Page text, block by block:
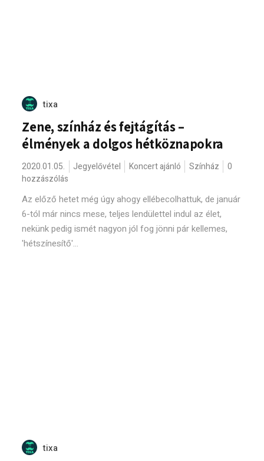
tixa
Zene, színház és fejtágítás –
élmények a dolgos hétköznapokra
2020.01.05. Jegyelővétel Koncert ajánló Színház
0
hozzászólás
Az előző hetet még úgy ahogy ellébecolhattuk, de január
6-tól már nincs mese, teljes lendülettel indul az élet,
nekünk pedig ismét nagyon jól fog jönni pár kellemes,
'hétszínesítő'...
tixa